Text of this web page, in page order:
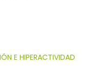
E HIPERACTIVIDAD